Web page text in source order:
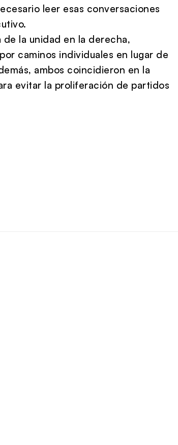
leer esas conversaciones
la unidad en la derecha,
caminos individuales en lugar de
ambos coincidieron en la
evitar la proliferación de partidos